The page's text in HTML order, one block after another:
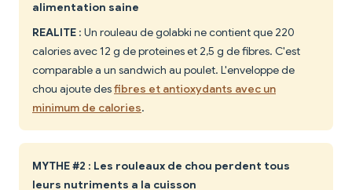
alimentation saine
REALITE : Un rouleau de golabki ne contient que 220
calories avec 12 g de proteines et 2,5 g de fibres. C'est
comparable a un sandwich au poulet. L'enveloppe de
chou ajoute desfibres et antioxydants avec un
minimum de calories.
MYTHE #2 : Les rouleaux de chou perdent tous
leurs nutriments a la cuisson